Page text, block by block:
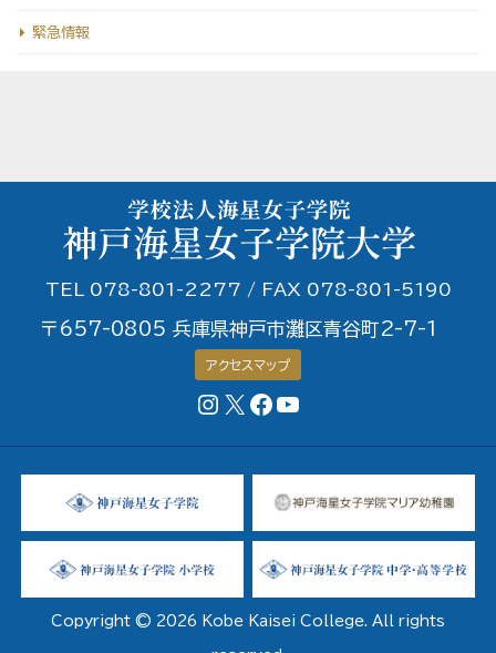
緊急情報
TEL 078-801-2277 / FAX 078-801-5190
〒657-0805 兵庫県神戸市灘区青谷町2-7-1
アクセスマップ
Instagram
X FacebookページYouTubeチャンネル
Copyright © 2026 Kobe Kaisei College. All rights